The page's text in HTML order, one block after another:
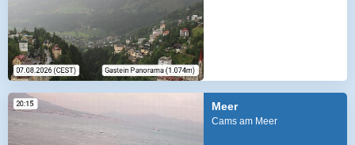
Meer
Cams am Meer